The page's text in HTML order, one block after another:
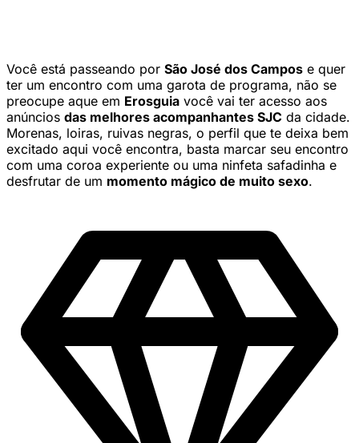
Você está passeando por São José dos Campos e quer
ter um encontro com uma garota de programa, não se
preocupe aque em Erosguia você vai ter acesso aos
anúncios das melhores acompanhantes SJC da cidade.
Morenas, loiras, ruivas negras, o perfil que te deixa bem
excitado aqui você encontra, basta marcar seu encontro
com uma coroa experiente ou uma ninfeta safadinha e
desfrutar de um momento mágico de muito sexo.